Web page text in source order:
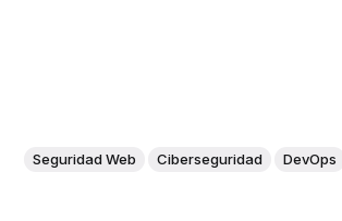
Seguridad Web Ciberseguridad DevOps